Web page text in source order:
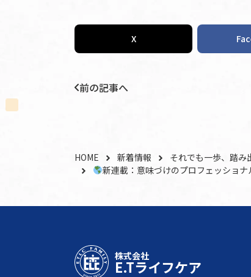
X
前の記事へ
HOME 新着情報 それでも一歩、踏み
新連載：意味づけのプロフェッショ
株式会社
E.Tライフケア